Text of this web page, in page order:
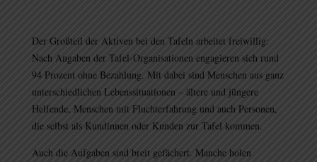
Der Großteil der Aktiven bei den Tafeln arbeitet freiwillig:
Nach Angaben der Tafel-Organisationen engagieren sich rund
94 Prozent ohne Bezahlung. Mit dabei sind Menschen aus ganz
unterschiedlichen Lebenssituationen – ältere und jüngere
Helfende, Menschen mit Fluchterfahrung und auch Personen,
die selbst als Kundinnen oder Kunden zur Tafel kommen.
Auch die Aufgaben sind breit gefächert. Manche holen